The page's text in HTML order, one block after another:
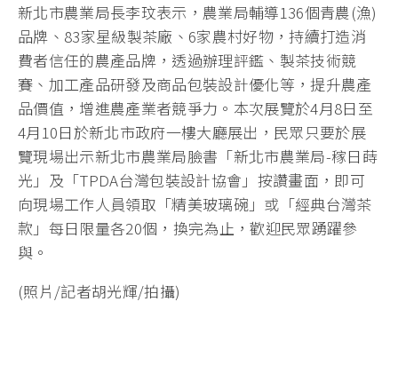
新北市農業局長李玟表示，農業局輔導136個青農(漁)
品牌、83家星級製茶廠、6家農村好物，持續打造消
費者信任的農產品牌，透過辦理評鑑、製茶技術競
賽、加工產品研發及商品包裝設計優化等，提升農產
品價值，增進農產業者競爭力。本次展覽於4月8日至
4月10日於新北市政府一樓大廳展出，民眾只要於展
覽現場出示新北市農業局臉書「新北市農業局-稼日蒔
光」及「TPDA台灣包裝設計協會」按讚畫面，即可
向現場工作人員領取「精美玻璃碗」或「經典台灣茶
款」每日限量各20個，換完為止，歡迎民眾踴躍參
與。
(照片/記者胡光輝/拍攝)